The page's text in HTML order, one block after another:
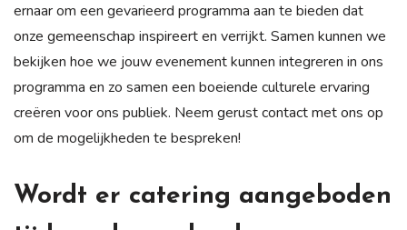
ernaar om een gevarieerd programma aan te bieden dat
onze gemeenschap inspireert en verrijkt. Samen kunnen we
bekijken hoe we jouw evenement kunnen integreren in ons
programma en zo samen een boeiende culturele ervaring
creëren voor ons publiek. Neem gerust contact met ons op
om de mogelijkheden te bespreken!
Wordt er catering aangeboden